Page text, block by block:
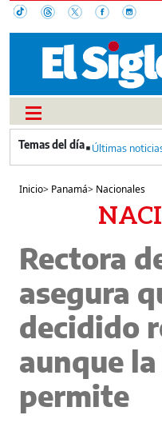
Últimas
Inicio> Panamá> Nacionales
Rectora
asegura
decidido
aunque
permite